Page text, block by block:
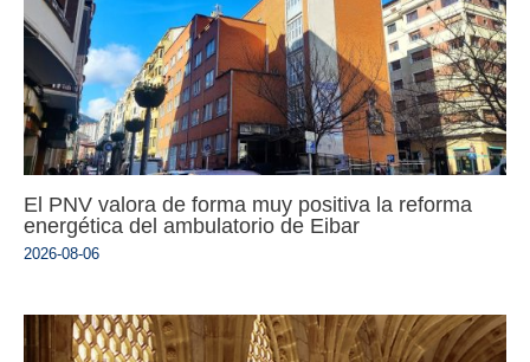
El PNV valora de forma muy positiva la reforma
energética del ambulatorio de Eibar
2026-08-06